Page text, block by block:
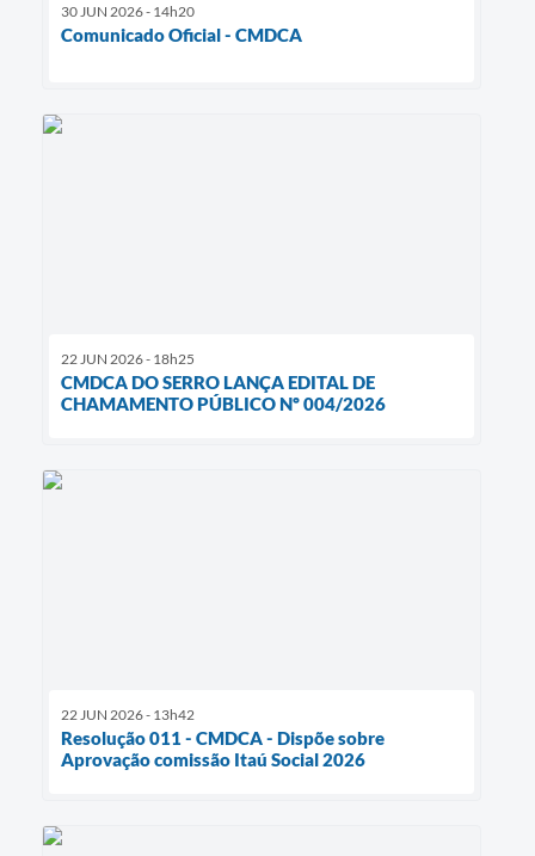
30 JUN 2026 - 14h20
Comunicado Oficial - CMDCA
22 JUN 2026 - 18h25
CMDCA DO SERRO LANÇA EDITAL DE
CHAMAMENTO PÚBLICO Nº 004/2026
22 JUN 2026 - 13h42
Resolução 011 - CMDCA - Dispõe sobre
Aprovação comissão Itaú Social 2026